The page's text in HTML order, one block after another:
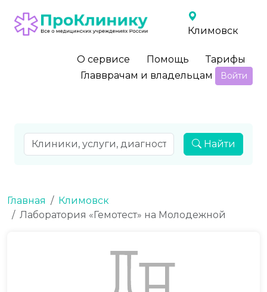
Климовск
О сервисе Помощь
Тарифы
Главврачам и владельцам
Войти
Найти
Главная
Климовск
Лаборатория «Гемотест» на Молодежной